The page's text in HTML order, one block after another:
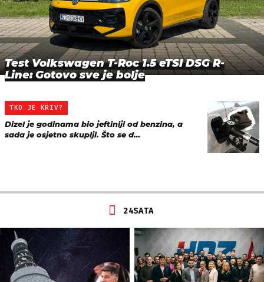
Test Volkswagen T-Roc 1.5 eTSI DSG R-
Line: Gotovo sve je bolje
TKO JE KRIV?
Dizel je godinama bio jeftiniji od benzina, a
sada je osjetno skuplji. Što se d…